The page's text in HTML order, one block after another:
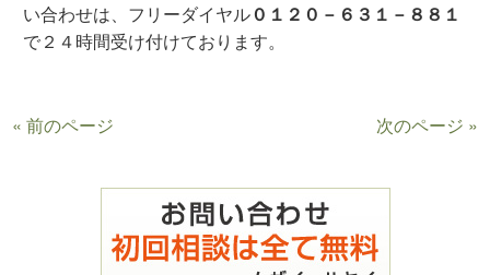
い合わせは、フリーダイヤル０１２０－６３１－８８１
で２４時間受け付けております。
« 前のページ 次のページ »